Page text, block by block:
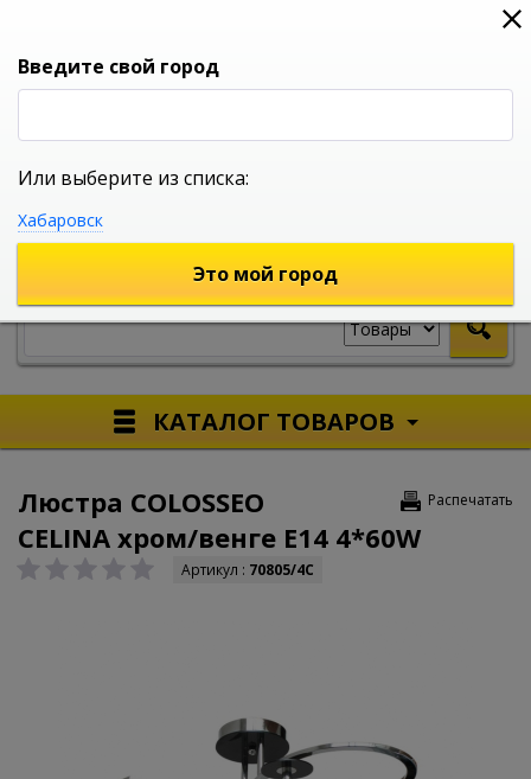
0
УНИВЕРСАЛЬНЫЙ ИНТЕРНЕТ МАГАЗИН
КАТАЛОГ ТОВАРОВ
Распечатать
Люстра COLOSSEO
CELINA хром/венге E14 4*60W
Артикул : 70805/4C
Введите свой город
Или выберите из списка:
Хабаровск
Это мой город